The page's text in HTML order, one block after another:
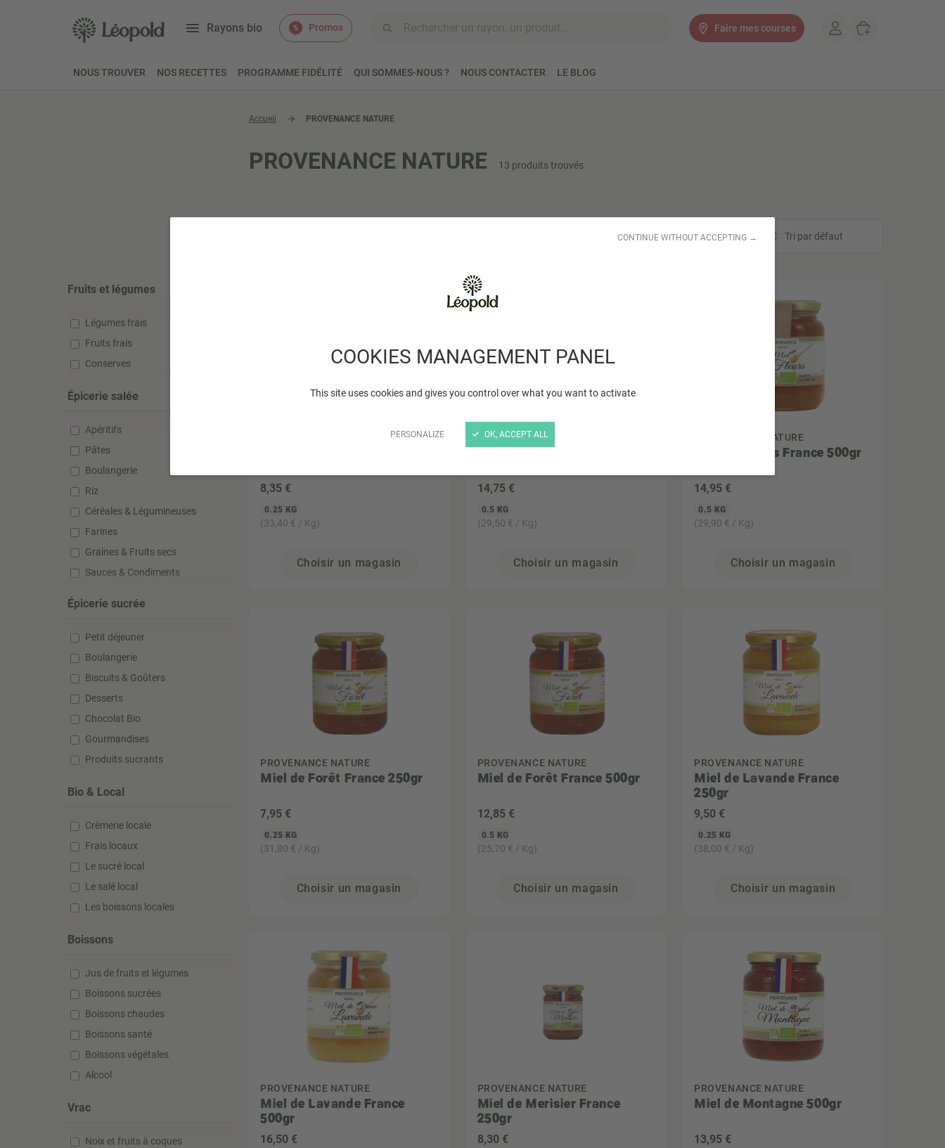
COOKIES MANAGEMENT PANEL
This site uses cookies and gives you control over what you want to activate
PERSONALIZE
CONTINUE WITHOUT ACCEPTING →
OK, ACCEPT ALL
Rayons bio
NOUS TROUVER NOS RECETTES PROGRAMME FIDÉLITÉ QUI SOMMES-NOUS ? NOUS CONTACTER LE BLOG
Promos Faire mes courses
Accueil PROVENANCE NATURE
PROVENANCE NATURE 13 produits trouvés
Tri par défaut
Fruits et légumes
Légumes frais
Fruits frais
Conserves
Épicerie salée
Apéritifs
Pâtes
Boulangerie
Riz
Céréales & Légumineuses
Farines
Graines & Fruits secs
Sauces & Condiments
Épicerie sucrée
Petit déjeuner
Boulangerie
Biscuits & Goûters
Desserts
Chocolat Bio
Gourmandises
Produits sucrants
Bio & Local
Crèmerie locale
Frais locaux
Le sucré local
Le salé local
Les boissons locales
Boissons
Jus de fruits et légumes
Boissons sucrées
Boissons chaudes
Boissons santé
Boissons végétales
Alcool
Vrac
Noix et fruits à coques
8,35 €
0.25 KG
(33,40 € / Kg)
Choisir un magasin
PROVENANCE NATURE
Miel de Châtaignier France
14,75 €
0.5 KG
(29,50 € / Kg)
Choisir un magasin
PROVENANCE NATURE
Miel de Fleurs France 500gr
14,95 €
0.5 KG
(29,90 € / Kg)
Choisir un magasin
PROVENANCE NATURE
Miel de Forêt France 250gr
7,95 €
0.25 KG
(31,80 € / Kg)
Choisir un magasin
PROVENANCE NATURE
Miel de Forêt France 500gr
12,85 €
0.5 KG
(25,70 € / Kg)
Choisir un magasin
PROVENANCE NATURE
Miel de Lavande France
250gr
9,50 €
0.25 KG
(38,00 € / Kg)
Choisir un magasin
PROVENANCE NATURE
Miel de Lavande France
500gr
16,50 €
PROVENANCE NATURE
Miel de Merisier France
250gr
8,30 €
PROVENANCE NATURE
Miel de Montagne 500gr
13,95 €